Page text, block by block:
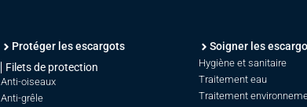
Protéger les escargots
Filets de protection
Anti-oiseaux
Anti-grêle
Soigner les
Hygiène et sanitaire
Traitement eau
Traitement